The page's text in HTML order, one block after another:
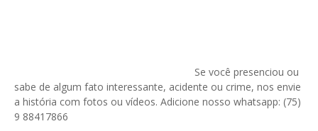
Se você presenciou ou
sabe de algum fato interessante, acidente ou crime, nos envie
a história com fotos ou vídeos. Adicione nosso whatsapp: (75)
9 88417866